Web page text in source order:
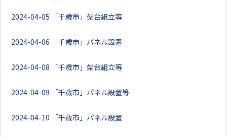
2024-04-05 「千歳市」架台組立等
2024-04-06 「千歳市」パネル設置
2024-04-08 「千歳市」架台組立等
2024-04-09 「千歳市」パネル設置等
2024-04-10 「千歳市」パネル設置